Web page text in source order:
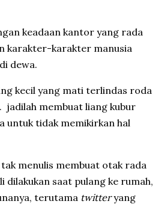
keadaan kantor yang rada
karakter-karakter manusia
dewa.
kecil yang mati terlindas roda
jadilah membuat liang kubur
untuk tidak memikirkan hal
menulis membuat otak rada
dilakukan saat pulang ke rumah,
terutama twitteryang